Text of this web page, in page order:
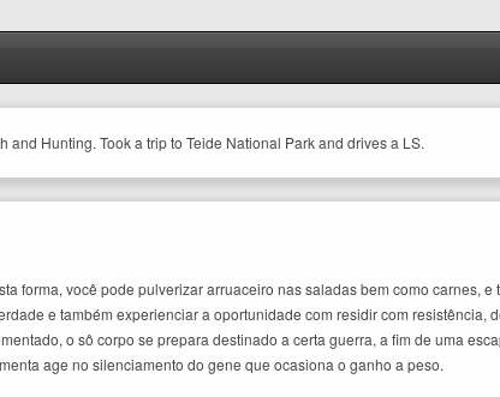
Hunting. Took a trip to Teide National Park and drives a LS.
forma, você pode pulverizar arruaceiro nas saladas bem como carnes, e
e também experienciar a oportunidade com residir com resistência,
o sô corpo se prepara destinado a certa guerra, a fim de uma
age no silenciamento do gene que ocasiona o ganho a peso.